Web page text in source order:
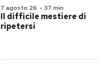
7 agosto 26 - 37 min
Il difficile mestiere di
ripetersi